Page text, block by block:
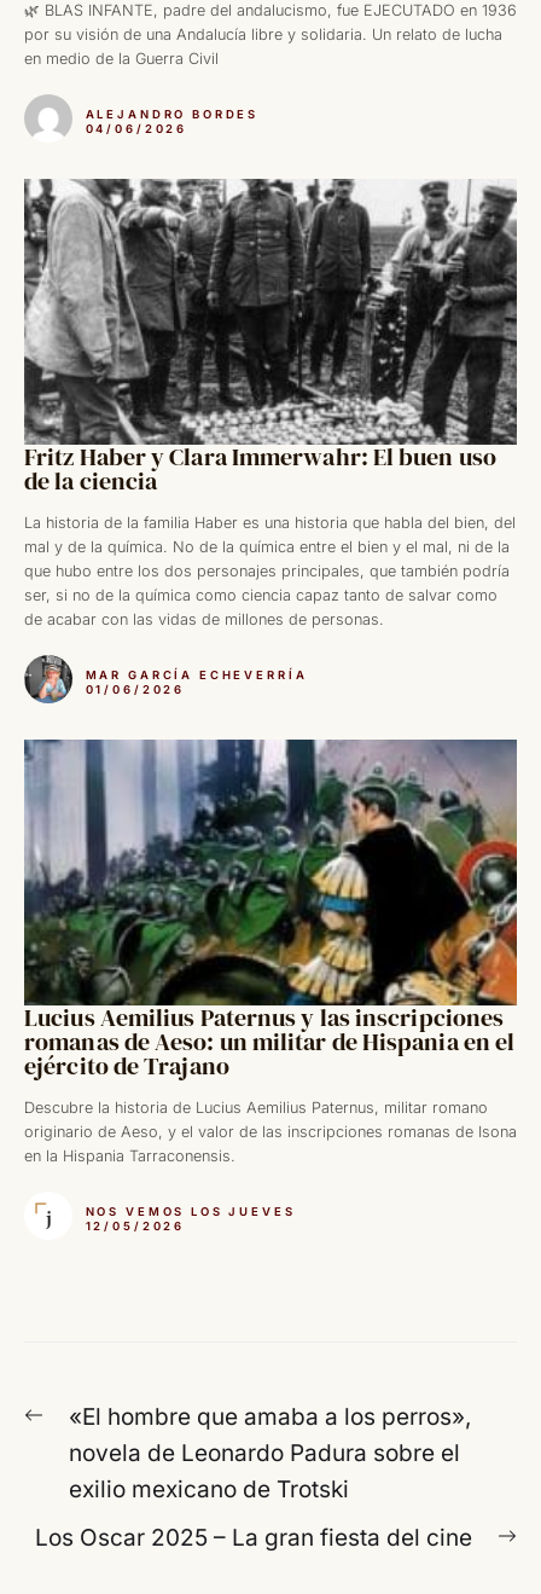
🌿 BLAS INFANTE, padre del andalucismo, fue EJECUTADO en 1936
por su visión de una Andalucía libre y solidaria. Un relato de lucha
en medio de la Guerra Civil
ALEJANDRO BORDES
04/06/2026
Fritz Haber y Clara Immerwahr: El buen uso
de la ciencia
La historia de la familia Haber es una historia que habla del bien, del
mal y de la química. No de la química entre el bien y el mal, ni de la
que hubo entre los dos personajes principales, que también podría
ser, si no de la química como ciencia capaz tanto de salvar como
de acabar con las vidas de millones de personas.
MAR GARCÍA ECHEVERRÍA
01/06/2026
Lucius Aemilius Paternus y las inscripciones
romanas de Aeso: un militar de Hispania en el
ejército de Trajano
Descubre la historia de Lucius Aemilius Paternus, militar romano
originario de Aeso, y el valor de las inscripciones romanas de Isona
en la Hispania Tarraconensis.
NOS VEMOS LOS JUEVES
12/05/2026
Navegación
entradas
Entrada
anterior:
«El hombre que amaba a los perros»,
novela de Leonardo Padura sobre el
exilio mexicano de Trotski
Los Oscar 2025 – La gran fiesta del cine